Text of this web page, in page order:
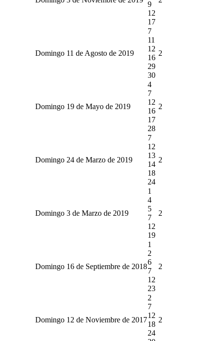
9
12
17
Domingo 11 de Agosto de 2019
7
11
12
16
29
30
2
Domingo 19 de Mayo de 2019
4
7
12
16
17
28
2
Domingo 24 de Marzo de 2019
7
12
13
14
18
24
2
Domingo 3 de Marzo de 2019
1
4
5
7
12
19
2
Domingo 16 de Septiembre de 2018
1
2
6
7
12
23
2
Domingo 12 de Noviembre de 2017
2
7
12
18
24
2